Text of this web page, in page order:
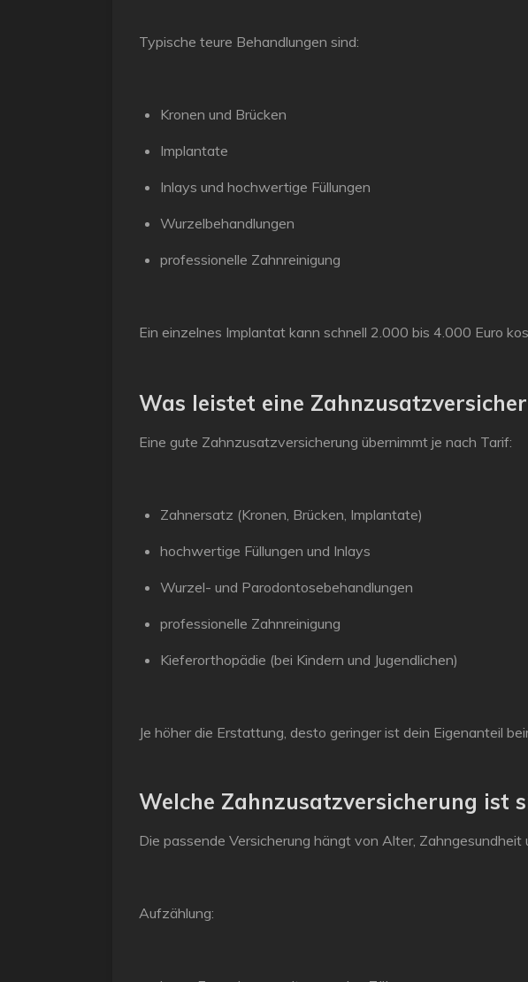
Typische teure Behandlungen sind:
Kronen und Brücken
Implantate
Inlays und hochwertige Füllungen
Wurzelbehandlungen
professionelle Zahnreinigung
Ein einzelnes Implantat kann schnell 2.000 bis 4.000 Euro
Was leistet eine
Eine gute Zahnzusatzversicherung übernimmt je nach Tarif:
Zahnersatz (Kronen, Brücken, Implantate)
hochwertige Füllungen und Inlays
Wurzel- und Parodontosebehandlungen
professionelle Zahnreinigung
Kieferorthopädie (bei Kindern und Jugendlichen)
Je höher die Erstattung, desto geringer ist dein Eigenanteil
Welche Zahnzusatzversicherung ist
Die passende Versicherung hängt von Alter,
Aufzählung: